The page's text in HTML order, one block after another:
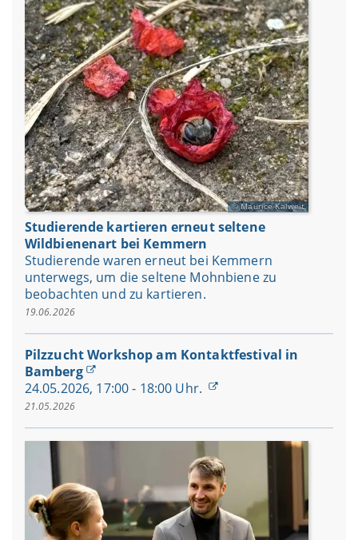
Maurice Kalweit
Studierende kartieren erneut seltene
Wildbienenart bei Kemmern
Studierende waren erneut bei Kemmern
unterwegs, um die seltene Mohnbiene zu
beobachten und zu kartieren.
19.06.2026
Pilzzucht Workshop am Kontaktfestival in
Bamberg
24.05.2026, 17:00 - 18:00 Uhr.
21.05.2026